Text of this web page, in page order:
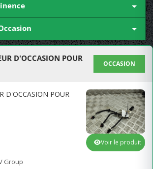


D'OCCASION POUR
OCCASION
D'OCCASION POUR
Group
Voir le produit